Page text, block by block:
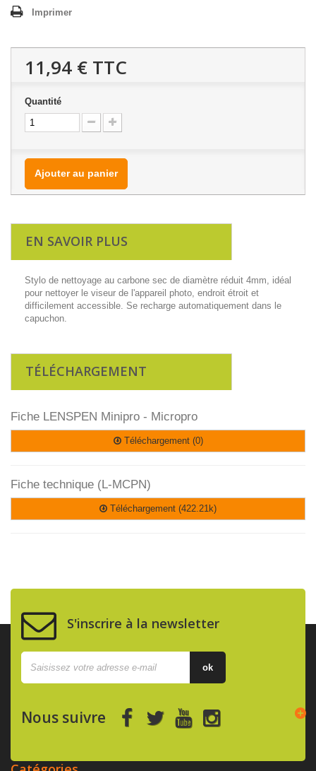
Imprimer
11,94 € TTC
Quantité
Ajouter au panier
EN SAVOIR PLUS
Stylo de nettoyage au carbone sec de diamètre réduit 4mm, idéal
pour nettoyer le viseur de l'appareil photo, endroit étroit et
difficilement accessible. Se recharge automatiquement dans le
capuchon.
TÉLÉCHARGEMENT
Fiche LENSPEN Minipro - Micropro
Téléchargement (0)
Fiche technique (L-MCPN)
Téléchargement (422.21k)
S'inscrire à la newsletter
ok
Nous suivre